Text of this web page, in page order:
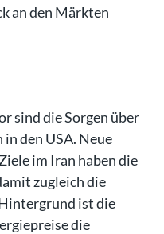
an den Märkten
sind die Sorgen über
den USA. Neue
im Iran haben die
zugleich die
ist die
die